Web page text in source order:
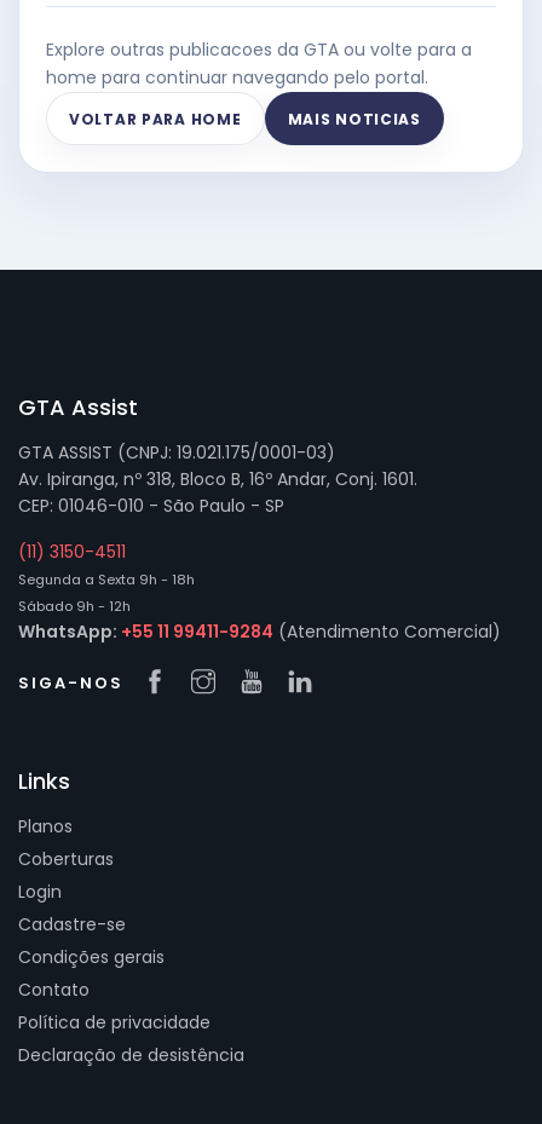
Explore outras publicacoes da GTA ou volte para a
home para continuar navegando pelo portal.
VOLTAR PARA HOME MAIS NOTICIAS
GTA Assist
GTA ASSIST (CNPJ: 19.021.175/0001-03)
Av. Ipiranga, nº 318, Bloco B, 16º Andar, Conj. 1601.
CEP: 01046-010 - São Paulo - SP
(11) 3150-4511
Segunda a Sexta 9h - 18h
Sábado 9h - 12h
WhatsApp: +55 11 99411-9284 (Atendimento Comercial)
SIGA-NOS
Links
Planos
Coberturas
Login
Cadastre-se
Condições gerais
Contato
Política de privacidade
Declaração de desistência